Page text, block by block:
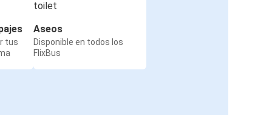
tus
Aseos
Disponible en todos los
FlixBus